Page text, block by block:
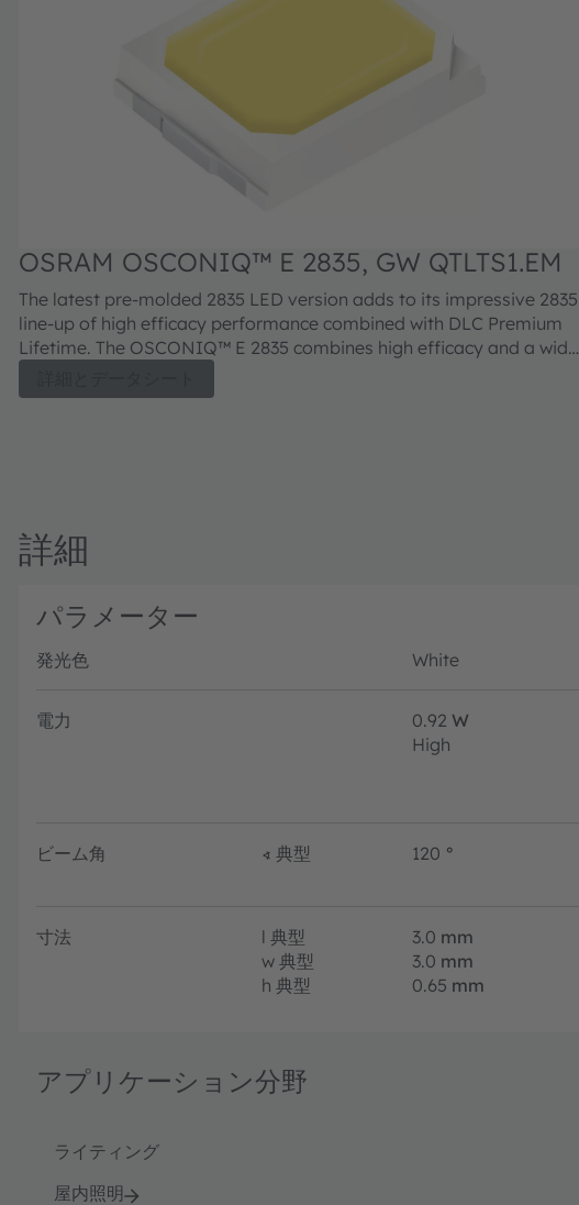
OSRAM OSCONIQ™ E 2835, GW QTLTS1.EM
The latest pre-molded 2835 LED version adds to its impressive 2835
line-up of high efficacy performance combined with DLC Premium
Lifetime. The OSCONIQ™ E 2835 combines high efficacy and a wide
to homogeneous illumination applications where the OSCONIQ™ E
詳細
パラメーター
発光色 White
電力 0.92 W
High
ビーム角 ∢ 典型 120 °
寸法 l 典型 3.0 mm
w 典型 3.0 mm
h 典型 0.65 mm
アプリケーション分野
ライティング
屋内照明